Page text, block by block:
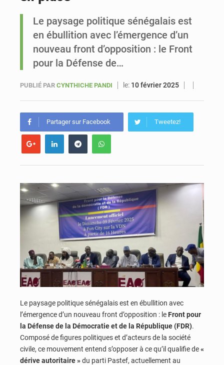
Sénégal : Ousmane Diagne prêtera serment le 11 août comme président du Conseil constitutionnel
Le paysage politique sénégalais est
en ébullition avec l’émergence d’un
nouveau front d’opposition : le Front
pour la Défense de…
PUBLIÉ PAR CYNTHICHE PANDI le: 10 février 2025
Partager sur Facebook Tweetez!
Le paysage politique sénégalais est en ébullition avec
l’émergence d’un nouveau front d’opposition : le Front pour
la Défense de la Démocratie et de la République (FDR).
Composé de figures politiques et d’acteurs de la société
civile, ce mouvement entend s’opposer à ce qu’il qualifie de«
dérive autoritaire »du parti Pastef, actuellement au